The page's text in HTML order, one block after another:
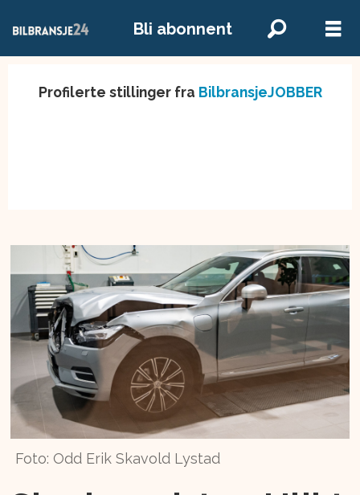
Bli abonnent
Profilerte stillinger fra BilbransjeJOBBER
Foto: Odd Erik Skavold Lystad